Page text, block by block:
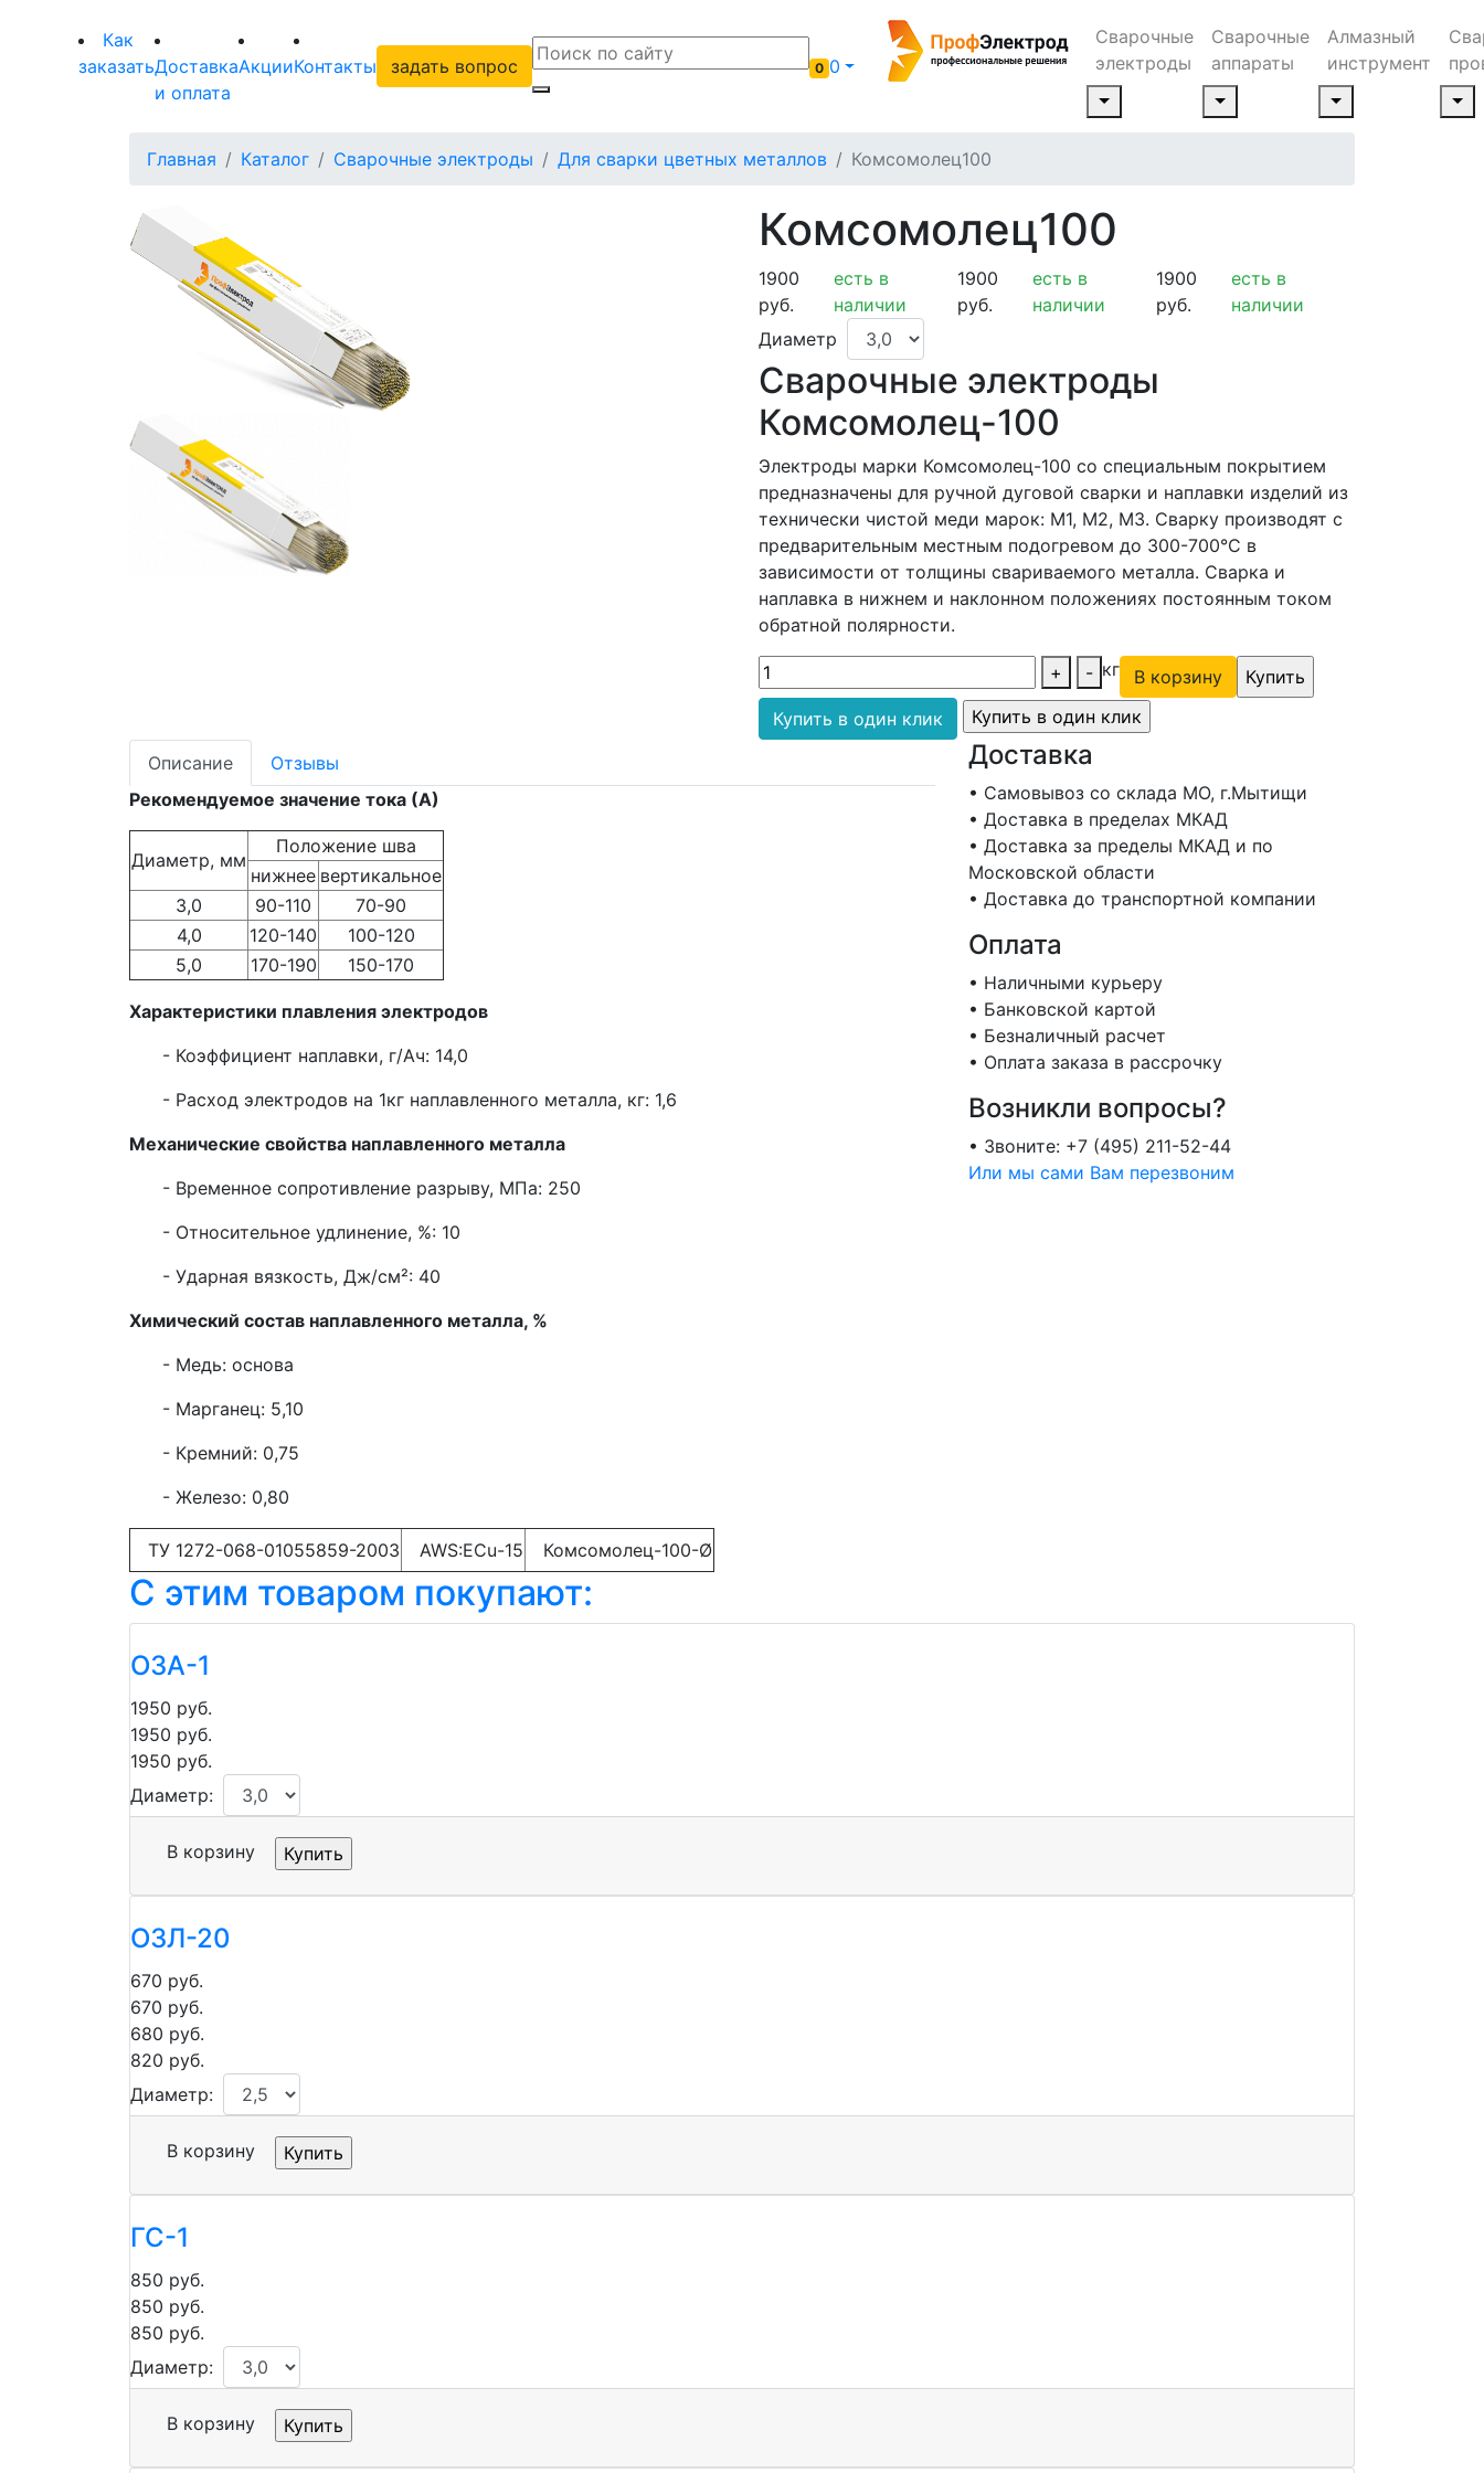
Как
заказатьДоставка
и оплата
АкцииКонтакты задать вопрос 0 0
Сварочные
электроды
Сварочные
аппараты
Алмазный
инструмент
Главная Каталог Сварочные электроды Для сварки цветных металлов Комсомолец100
Комсомолец100
1900
руб.
есть в
наличии
1900
руб.
есть в
наличии
1900
руб.
есть в
наличии
Диаметр
Сварочные электроды
Комсомолец-100
Электроды марки Комсомолец-100 со специальным покрытием
предназначены для ручной дуговой сварки и наплавки изделий из
технически чистой меди марок: М1, М2, МЗ. Сварку производят с
предварительным местным подогревом до 300-700°С в
зависимости от толщины свариваемого металла. Сварка и
наплавка в нижнем и наклонном положениях постоянным током
обратной полярности.
+ - кг
В корзину
Купить в один клик
Описание
Отзывы
Рекомендуемое значение тока (А)
Диаметр, мм
Положение шва
нижнее вертикальное
3,0
90-110
70-90
4,0
120-140
100-120
5,0
170-190 150-170
Характеристики плавления электродов
- Коэффициент наплавки, г/Ач: 14,0
- Расход электродов на 1кг наплавленного металла, кг: 1,6
Механические свойства наплавленного металла
- Временное сопротивление разрыву, МПа: 250
- Относительное удлинение, %: 10
- Ударная вязкость, Дж/см²: 40
Химический состав наплавленного металла, %
- Медь: основа
- Марганец: 5,10
- Кремний: 0,75
- Железо: 0,80
ТУ 1272-068-01055859-2003 AWS:ECu-15 Комсомолец-100-Ø
Доставка
• Самовывоз со склада МО, г.Мытищи
• Доставка в пределах МКАД
• Доставка за пределы МКАД и по
Московской области
• Доставка до транспортной компании
Оплата
• Наличными курьеру
• Банковской картой
• Безналичный расчет
• Оплата заказа в рассрочку
Возникли вопросы?
• Звоните: +7 (495) 211-52-44
Или мы сами Вам перезвоним
C этим товаром покупают:
ОЗА-1
1950 руб.
1950 руб.
1950 руб.
Диаметр:
В корзину
ОЗЛ-20
670 руб.
670 руб.
680 руб.
820 руб.
Диаметр:
В корзину
ГС-1
850 руб.
850 руб.
850 руб.
Диаметр:
В корзину